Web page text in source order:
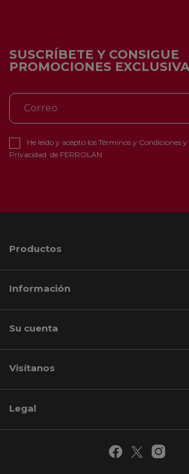
SUSCRÍBETE Y CONSIGUE
PROMOCIONES
He leído y acepto los Términos y Condiciones y
Privacidad de FERROLAN
Productos
Información
Su cuenta
Visítanos
Legal